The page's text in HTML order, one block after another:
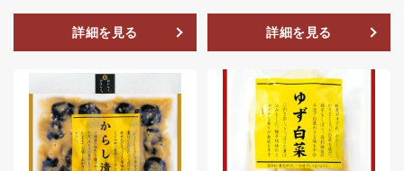
詳細を見る 詳細を見る